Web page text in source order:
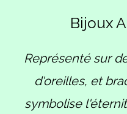
Bijoux
Représenté sur
d'oreilles, et
symbolise